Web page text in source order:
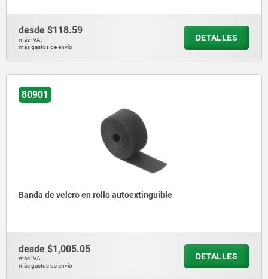
desde $118.59
más IVA.
más gastos de envío
DETALLES
80901
Banda de velcro en rollo autoextinguible
desde $1,005.05
más IVA.
más gastos de envío
DETALLES